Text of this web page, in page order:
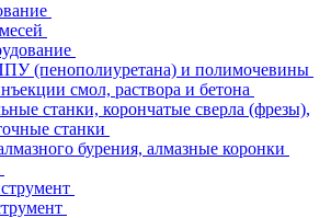
(пенополиуретана) и полимочевины
смол, раствора и бетона
станки, корончатые сверла (фрезы),
станки
бурения, алмазные коронки